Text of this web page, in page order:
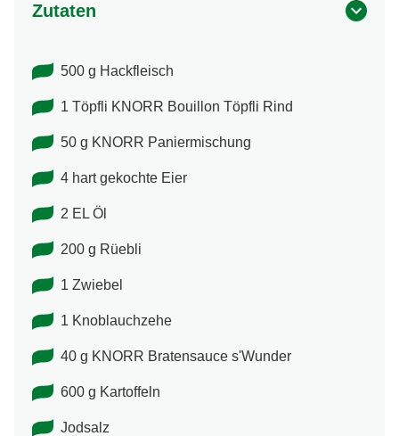
Zutaten
500 g Hackfleisch
1 Töpfli KNORR Bouillon Töpfli Rind
50 g KNORR Paniermischung
4 hart gekochte Eier
2 EL Öl
200 g Rüebli
1 Zwiebel
1 Knoblauchzehe
40 g KNORR Bratensauce s'Wunder
600 g Kartoffeln
Jodsalz